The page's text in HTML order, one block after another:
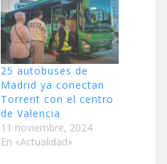
25 autobuses de
Madrid ya conectan
Torrent con el centro
de Valencia
11 noviembre, 2024
En «Actualidad»